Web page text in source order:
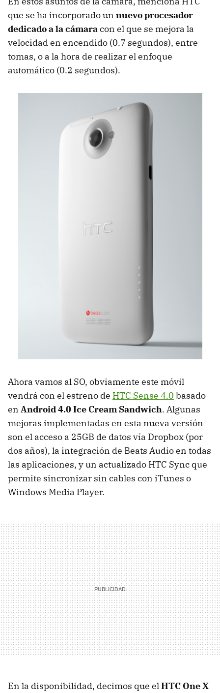
que se ha incorporado un nuevo procesador
dedicado a la cámaracon el que se mejora la
velocidad en encendido (0.7 segundos), entre
tomas, o a la hora de realizar el enfoque
automático (0.2 segundos).
Ahora vamos al SO, obviamente este móvil
vendrá con el estreno de HTC Sense 4.0 basado
en Android 4.0 Ice Cream Sandwich. Algunas
mejoras implementadas en esta nueva versión
son el acceso a 25GB de datos vía Dropbox (por
dos años), la integración de Beats Audio en todas
las aplicaciones, y un actualizado HTC Sync que
permite sincronizar sin cables con iTunes o
Windows Media Player.
En la disponibilidad, decimos que elHTC One X